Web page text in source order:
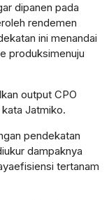
dipanen pada
rendemen
ini menandai
produksimenuju
output CPO
kata Jatmiko.
pendekatan
dampaknya
efisiensi tertanam